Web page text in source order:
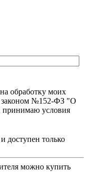
обработку моих
законом №152-ФЗ "О
принимаю условия
доступен только
можно купить